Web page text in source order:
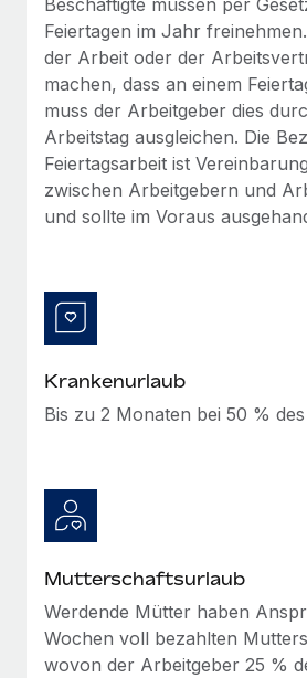
Niederlassungen
Mobilität und Relocation
Mühelose Relocation von
Benefits
Mühelose Verwaltung von
globalen Content-Agentur mit
Auf einen Blick Erfahre mehr über die
Transformation einer weltweit
Mehr erfahren
Den Blog erkunden
Neues zu Remote-Produkten:
Gusto und Zero und
Plus
Auch im neuen Jahr wollen wir bei
Mehr erfahren
Wie Phiture 55
Mehr erfahren
Feiertagen im Jahr
der Arbeit oder der
machen, dass an einem
muss der Arbeitgeber dies
Arbeitstag ausgleichen. Die
Feiertagsarbeit ist
zwischen Arbeitgebern und
und sollte im Voraus
Krankenurlaub
Bis zu 2 Monaten bei 50 %
Mutterschaftsurlaub
Werdende Mütter haben
Wochen voll bezahlten
wovon der Arbeitgeber 25 %